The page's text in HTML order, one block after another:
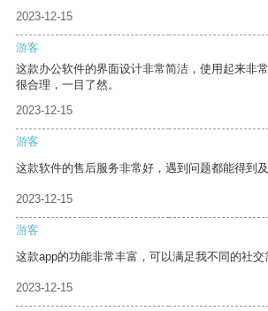
2023-12-15
游客
这款办公软件的界面设计非常简洁，使用起来非
很合理，一目了然。
2023-12-15
游客
这款软件的售后服务非常好，遇到问题都能得到及
2023-12-15
游客
这款app的功能非常丰富，可以满足我不同的社交
2023-12-15